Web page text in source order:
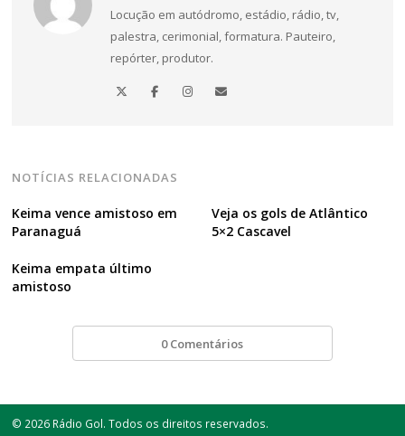
Locução em autódromo, estádio, rádio, tv,
palestra, cerimonial, formatura. Pauteiro,
repórter, produtor.
NOTÍCIAS RELACIONADAS
Keima vence amistoso em
Paranaguá
Veja os gols de Atlântico
5×2 Cascavel
Keima empata último
amistoso
0 Comentários
© 2026 Rádio Gol. Todos os direitos reservados.